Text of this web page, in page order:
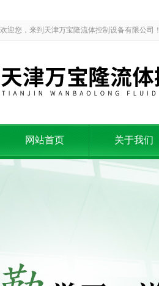
欢迎您，来到天津万宝隆流体控制设备有限公司！
网站首页 关于我们